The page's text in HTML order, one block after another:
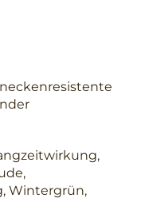
Wintergrün,